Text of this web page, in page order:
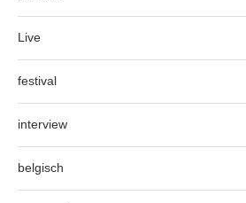
Live
festival
interview
belgisch